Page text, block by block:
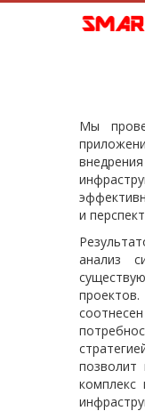
Мы
и
анализ
позволит